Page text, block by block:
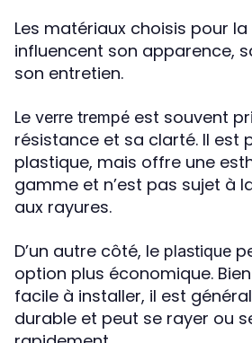
Les matériaux choisis pour
influencent son apparence,
son entretien.
Le verre trempé est souvent
résistance et sa clarté. Il est
plastique, mais offre une
gamme et n’est pas sujet à
aux rayures.
D’un autre côté, le plastique
option plus économique.
facile à installer, il est
durable et peut se rayer ou